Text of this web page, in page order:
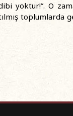
yoktur!”. O
toplumlarda